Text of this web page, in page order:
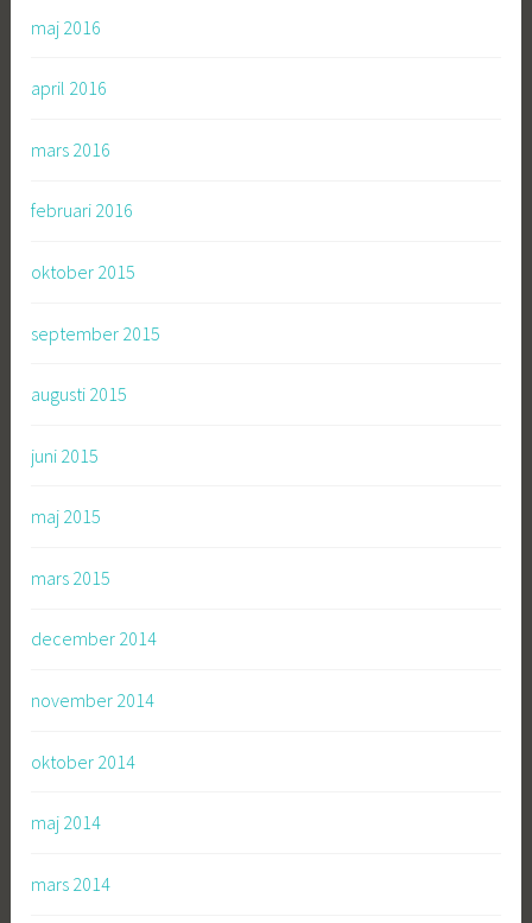
maj 2016
april 2016
mars 2016
februari 2016
oktober 2015
september 2015
augusti 2015
juni 2015
maj 2015
mars 2015
december 2014
november 2014
oktober 2014
maj 2014
mars 2014